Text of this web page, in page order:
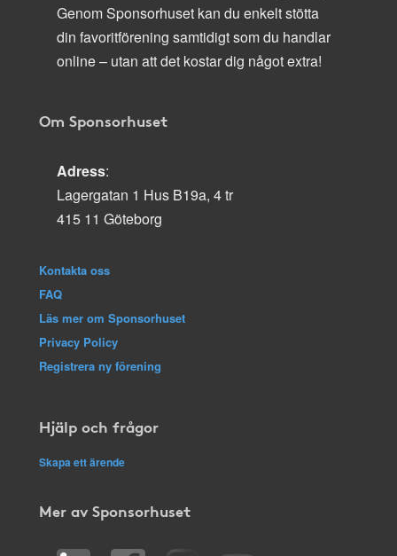
Genom Sponsorhuset kan du enkelt stötta
din favoritförening samtidigt som du handlar
online – utan att det kostar dig något extra!
Om Sponsorhuset
Adress:
Lagergatan 1 Hus B19a, 4 tr
415 11 Göteborg
Kontakta oss
FAQ
Läs mer om Sponsorhuset
Privacy Policy
Registrera ny förening
Hjälp och frågor
Skapa ett ärende
Mer av Sponsorhuset